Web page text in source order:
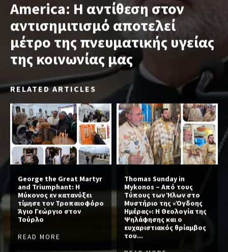
America: Η αντίθεση στον
αντισημιτισμό αποτελεί
μέτρο της πνευματικής υγείας
της κοινωνίας μας
RELATED ARTICLES
George the Great Martyr
and Triumphant: Η
Μύκονος εν κατανύξει
τίμησε τον Τροπαιοφόρο
Άγιο Γεώργιο στον
Τούρλο
READ MORE
Thomas Sunday in
Mykonos – Από τους
Τύπους των Ήλων στο
Μυστήριο της «Όγδοης
Ημέρας»: Η Θεολογία της
Ψηλάφησης και ο
ευχαριστιακός θρίαμβος
του...